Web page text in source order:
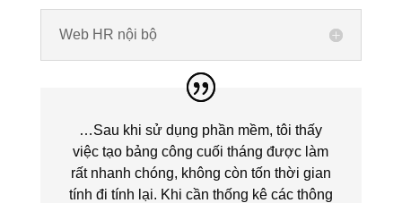
Web HR nội bộ
…Sau khi sử dụng phần mềm, tôi thấy
việc tạo bảng công cuối tháng được làm
rất nhanh chóng, không còn tốn thời gian
tính đi tính lại. Khi cần thống kê các thông